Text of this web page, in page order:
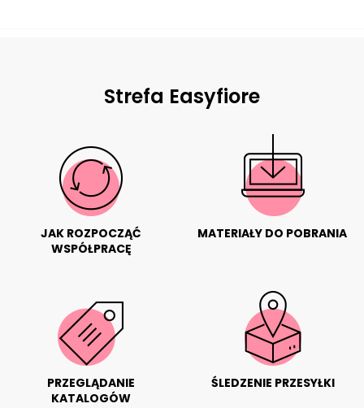
Strefa Easyfiore
JAK ROZPOCZĄĆ
WSPÓŁPRACĘ
MATERIAŁY DO POBRANIA
PRZEGLĄDANIE
KATALOGÓW
ŚLEDZENIE PRZESYŁKI